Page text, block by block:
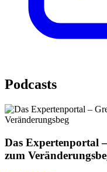
Podcasts
Das Expertenportal
zum